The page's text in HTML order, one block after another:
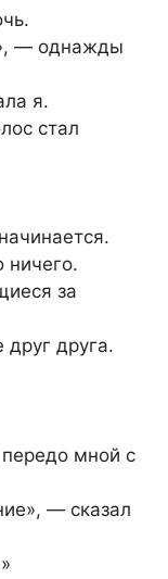
— однажды
я.
стал
ничего.
за
друга.
мной с
— сказал